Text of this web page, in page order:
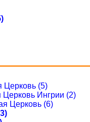
Церковь (5)
Церковь Ингрии (2)
Церковь (6)